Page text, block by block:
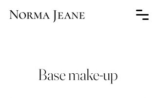
Base make-up